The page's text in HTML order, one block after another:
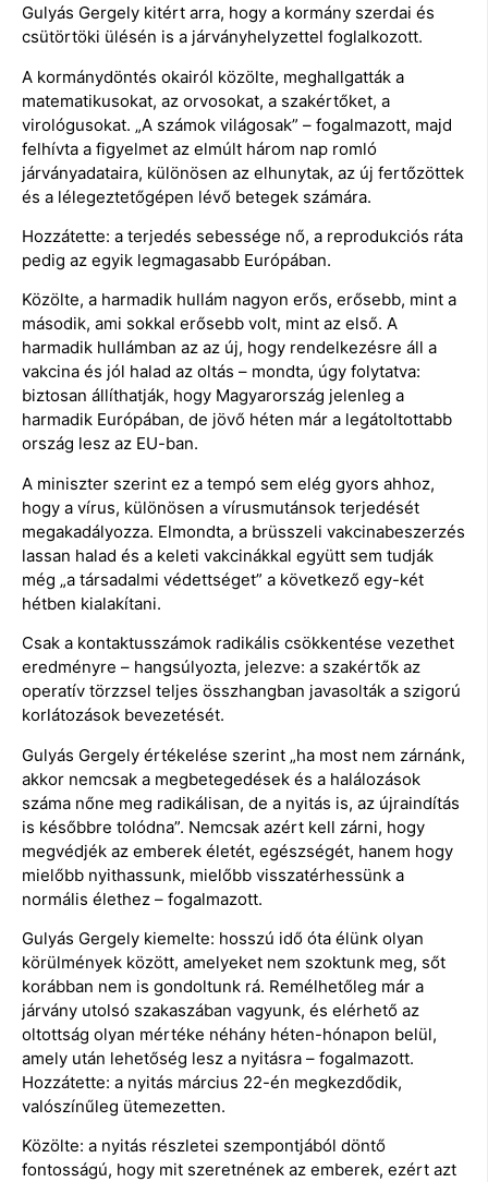
Gulyás Gergely kitért arra, hogy a kormány szerdai és
csütörtöki ülésén is a járványhelyzettel foglalkozott.
A kormánydöntés okairól közölte, meghallgatták a
matematikusokat, az orvosokat, a szakértőket, a
virológusokat. „A számok világosak” – fogalmazott, majd
felhívta a figyelmet az elmúlt három nap romló
járványadataira, különösen az elhunytak, az új fertőzöttek
és a lélegeztetőgépen lévő betegek számára.
Hozzátette: a terjedés sebessége nő, a reprodukciós ráta
pedig az egyik legmagasabb Európában.
Közölte, a harmadik hullám nagyon erős, erősebb, mint a
második, ami sokkal erősebb volt, mint az első. A
harmadik hullámban az az új, hogy rendelkezésre áll a
vakcina és jól halad az oltás – mondta, úgy folytatva:
biztosan állíthatják, hogy Magyarország jelenleg a
harmadik Európában, de jövő héten már a legátoltottabb
ország lesz az EU-ban.
A miniszter szerint ez a tempó sem elég gyors ahhoz,
hogy a vírus, különösen a vírusmutánsok terjedését
megakadályozza. Elmondta, a brüsszeli vakcinabeszerzés
lassan halad és a keleti vakcinákkal együtt sem tudják
még „a társadalmi védettséget” a következő egy-két
hétben kialakítani.
Csak a kontaktusszámok radikális csökkentése vezethet
eredményre – hangsúlyozta, jelezve: a szakértők az
operatív törzzsel teljes összhangban javasolták a szigorú
korlátozások bevezetését.
Gulyás Gergely értékelése szerint „ha most nem zárnánk,
akkor nemcsak a megbetegedések és a halálozások
száma nőne meg radikálisan, de a nyitás is, az újraindítás
is későbbre tolódna”. Nemcsak azért kell zárni, hogy
megvédjék az emberek életét, egészségét, hanem hogy
mielőbb nyithassunk, mielőbb visszatérhessünk a
normális élethez – fogalmazott.
Gulyás Gergely kiemelte: hosszú idő óta élünk olyan
körülmények között, amelyeket nem szoktunk meg, sőt
korábban nem is gondoltunk rá. Remélhetőleg már a
járvány utolsó szakaszában vagyunk, és elérhető az
oltottság olyan mértéke néhány héten-hónapon belül,
amely után lehetőség lesz a nyitásra – fogalmazott.
Hozzátette: a nyitás március 22-én megkezdődik,
valószínűleg ütemezetten.
Közölte: a nyitás részletei szempontjából döntő
fontosságú, hogy mit szeretnének az emberek, ezért azt